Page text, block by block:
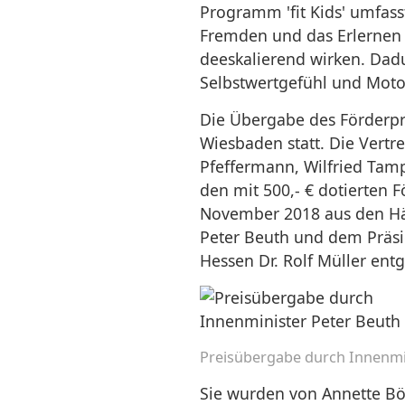
Programm 'fit Kids'
Fremden und das
deeskalierend wirken.
Selbstwertgefühl und
Die Übergabe des
Wiesbaden statt. Die
Pfeffermann, Wilfried
den mit 500,- € dotierten
November 2018 aus den
Peter Beuth und dem
Hessen Dr. Rolf Müller
Preisübergabe durch
Sie wurden von Annette